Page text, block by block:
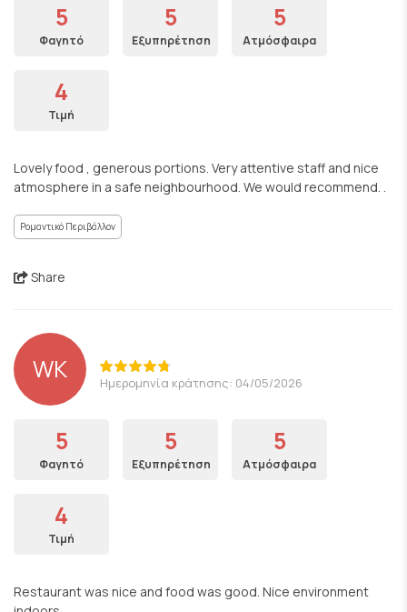
5
Φαγητό
5
Εξυπηρέτηση
5
Ατμόσφαιρα
4
Τιμή
Lovely food , generous portions. Very attentive staff and nice
atmosphere in a safe neighbourhood. We would recommend. .
Ρομαντικό Περιβάλλον
Share
WK Ημερομηνία κράτησης: 04/05/2026
5
Φαγητό
5
Εξυπηρέτηση
5
Ατμόσφαιρα
4
Τιμή
Restaurant was nice and food was good. Nice environment